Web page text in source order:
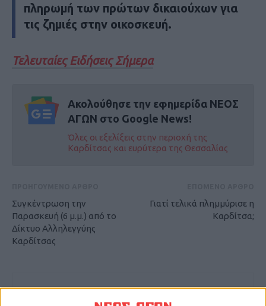
πληρωμή των πρώτων δικαιούχων για
τις ζημιές στην οικοσκευή.
Τελευταίες Ειδήσεις Σήμερα
Ακολούθησε την εφημερίδα ΝΕΟΣ
ΑΓΩΝ στο Google News!
Όλες οι εξελίξεις στην περιοχή της
Καρδίτσας και ευρύτερα της Θεσσαλίας
Συγκέντρωση την
Παρασκευή (6 μ.μ.) από το
Δίκτυο Αλληλεγγύης
Καρδίτσας
Γιατί τελικά πλημμύρισε η
Καρδίτσα;